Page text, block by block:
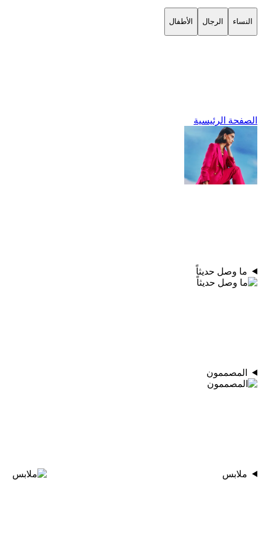
النساء الرجال الأطفال
الصفحة الرئيسية
ما وصل حديثاً
المصممون
ملابس